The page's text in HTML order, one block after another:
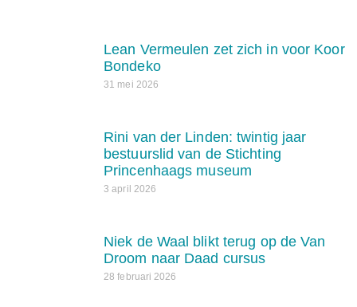
Lean Vermeulen zet zich in voor Koor
Bondeko
31 mei 2026
Rini van der Linden: twintig jaar
bestuurslid van de Stichting
Princenhaags museum
3 april 2026
Niek de Waal blikt terug op de Van
Droom naar Daad cursus
28 februari 2026